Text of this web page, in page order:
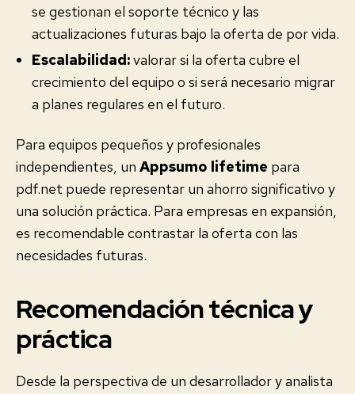
se gestionan el soporte técnico y las
actualizaciones futuras bajo la oferta de por vida.
Escalabilidad:valorar si la oferta cubre el
crecimiento del equipo o si será necesario migrar
a planes regulares en el futuro.
Para equipos pequeños y profesionales
independientes, un Appsumo lifetime para
pdf.net puede representar un ahorro significativo y
una solución práctica. Para empresas en expansión,
es recomendable contrastar la oferta con las
necesidades futuras.
Recomendación técnica y
práctica
Desde la perspectiva de un desarrollador y analista